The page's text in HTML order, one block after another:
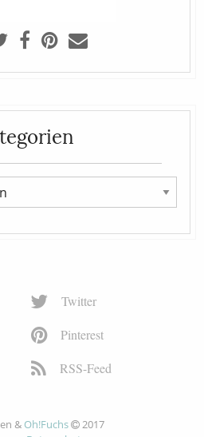
Twitter
Pinterest
RSS-Feed
& Oh!Fuchs
2017